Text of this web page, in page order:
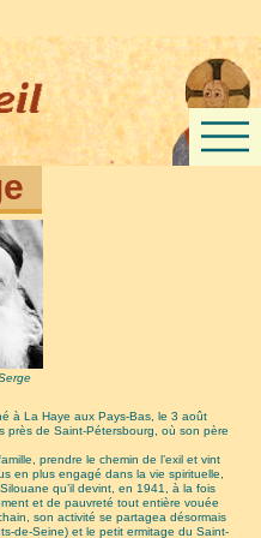
à La Haye aux Pays-Bas, le 3 août
de Saint-Pétersbourg, où son père
prendre le chemin de l’exil et vint
en plus engagé dans la vie spirituelle,
qu’il devint, en 1941, à la fois
et de pauvreté tout entière vouée
son activité se partagea désormais
de-Seine) et le petit ermitage du Saint-